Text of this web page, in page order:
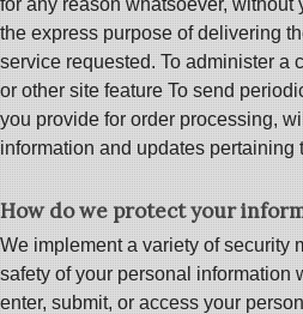
the express purpose of delivering
service requested. To administer a
or other site feature To send
you provide for order processing,
information and updates pertaining
How do we protect your
We implement a variety of security
safety of your personal information
enter, submit, or access your